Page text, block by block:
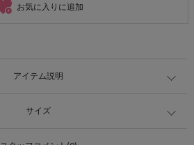
お気に入りに追加
アイテム説明
サイズ